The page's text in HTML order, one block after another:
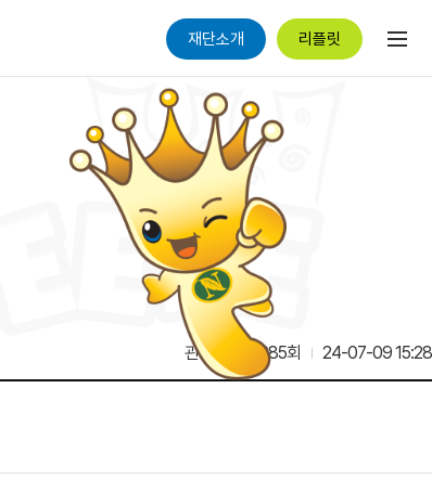
재단소개 리플릿
관리자 7,685회 24-07-09 15:28